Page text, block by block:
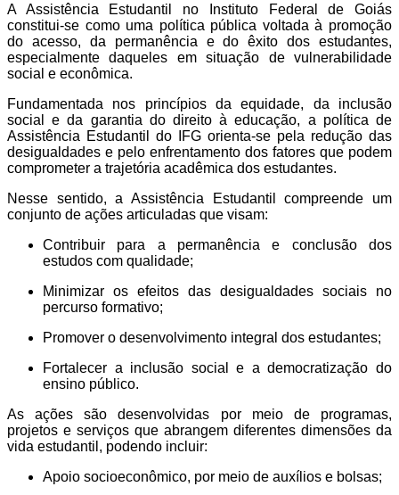
A Assistência Estudantil no Instituto Federal de Goiás
constitui-se como uma política pública voltada à promoção
do acesso, da permanência e do êxito dos estudantes,
especialmente daqueles em situação de vulnerabilidade
social e econômica.
Fundamentada nos princípios da equidade, da inclusão
social e da garantia do direito à educação, a política de
Assistência Estudantil do IFG orienta-se pela redução das
desigualdades e pelo enfrentamento dos fatores que podem
comprometer a trajetória acadêmica dos estudantes.
Nesse sentido, a Assistência Estudantil compreende um
conjunto de ações articuladas que visam:
Contribuir para a permanência e conclusão dos
estudos com qualidade;
Minimizar os efeitos das desigualdades sociais no
percurso formativo;
Promover o desenvolvimento integral dos estudantes;
Fortalecer a inclusão social e a democratização do
ensino público.
As ações são desenvolvidas por meio de programas,
projetos e serviços que abrangem diferentes dimensões da
vida estudantil, podendo incluir:
Apoio socioeconômico, por meio de auxílios e bolsas;